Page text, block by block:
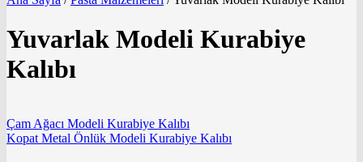
Yuvarlak Modeli Kurabiye
Kalıbı
Çam Ağacı Modeli Kurabiye Kalıbı
Kopat Metal Önlük Modeli Kurabiye Kalıbı